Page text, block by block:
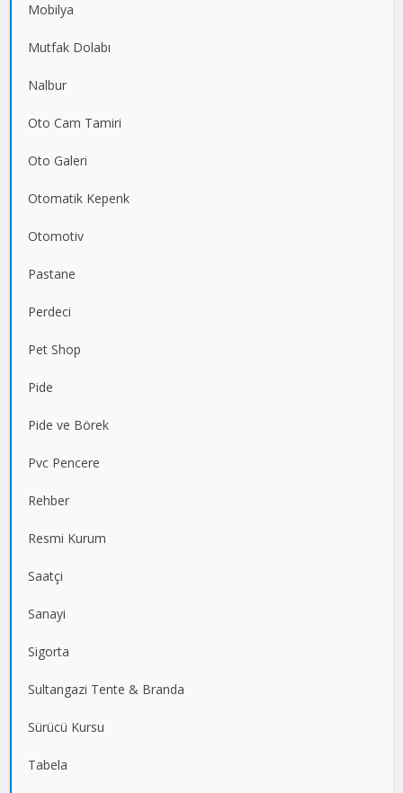
Mobilya
Mutfak Dolabı
Nalbur
Oto Cam Tamiri
Oto Galeri
Otomatik Kepenk
Otomotiv
Pastane
Perdeci
Pet Shop
Pide
Pide ve Börek
Pvc Pencere
Rehber
Resmi Kurum
Saatçi
Sanayi
Sigorta
Sultangazi Tente & Branda
Sürücü Kursu
Tabela